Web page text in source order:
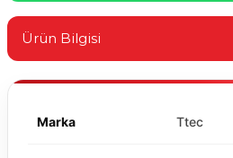
Ürün Bilgisi
Marka Ttec